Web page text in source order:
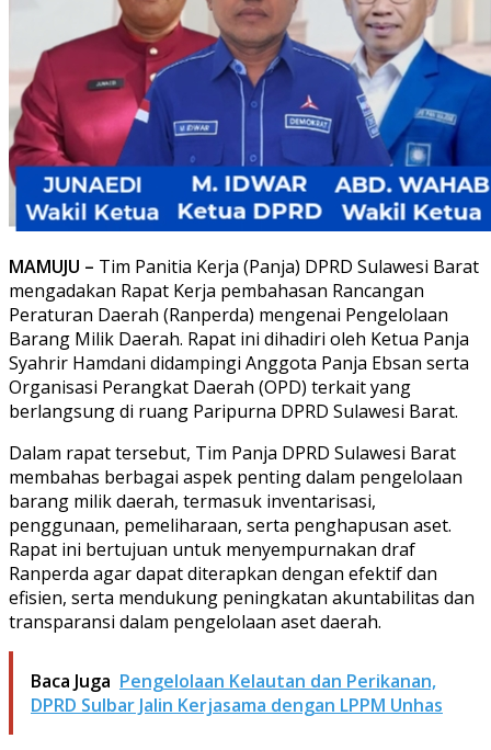
MAMUJU – Tim Panitia Kerja (Panja) DPRD Sulawesi Barat
mengadakan Rapat Kerja pembahasan Rancangan
Peraturan Daerah (Ranperda) mengenai Pengelolaan
Barang Milik Daerah. Rapat ini dihadiri oleh Ketua Panja
Syahrir Hamdani didampingi Anggota Panja Ebsan serta
Organisasi Perangkat Daerah (OPD) terkait yang
berlangsung di ruang Paripurna DPRD Sulawesi Barat.
Dalam rapat tersebut, Tim Panja DPRD Sulawesi Barat
membahas berbagai aspek penting dalam pengelolaan
barang milik daerah, termasuk inventarisasi,
penggunaan, pemeliharaan, serta penghapusan aset.
Rapat ini bertujuan untuk menyempurnakan draf
Ranperda agar dapat diterapkan dengan efektif dan
efisien, serta mendukung peningkatan akuntabilitas dan
transparansi dalam pengelolaan aset daerah.
Baca Juga Pengelolaan Kelautan dan Perikanan,
DPRD Sulbar Jalin Kerjasama dengan LPPM Unhas